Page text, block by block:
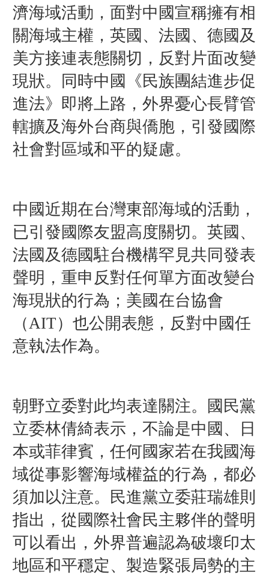
濟海域活動，面對中國宣稱擁有相
關海域主權，英國、法國、德國及
美方接連表態關切，反對片面改變
現狀。同時中國《民族團結進步促
進法》即將上路，外界憂心長臂管
轄擴及海外台商與僑胞，引發國際
社會對區域和平的疑慮。
中國近期在台灣東部海域的活動，
已引發國際友盟高度關切。英國、
法國及德國駐台機構罕見共同發表
聲明，重申反對任何單方面改變台
海現狀的行為；美國在台協會
（AIT）也公開表態，反對中國任
意執法作為。
朝野立委對此均表達關注。國民黨
立委林倩綺表示，不論是中國、日
本或菲律賓，任何國家若在我國海
域從事影響海域權益的行為，都必
須加以注意。民進黨立委莊瑞雄則
指出，從國際社會民主夥伴的聲明
可以看出，外界普遍認為破壞印太
地區和平穩定、製造緊張局勢的主